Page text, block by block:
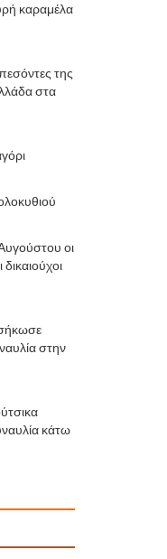
καραμέλα
της
στα
οι
στην
κάτω